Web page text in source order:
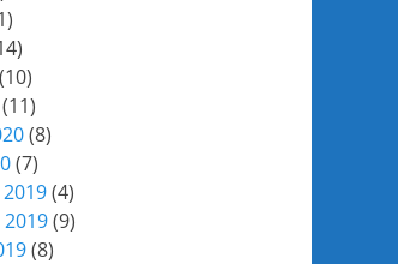
(10)
(11)
(8)
(7)
(4)
(9)
(8)